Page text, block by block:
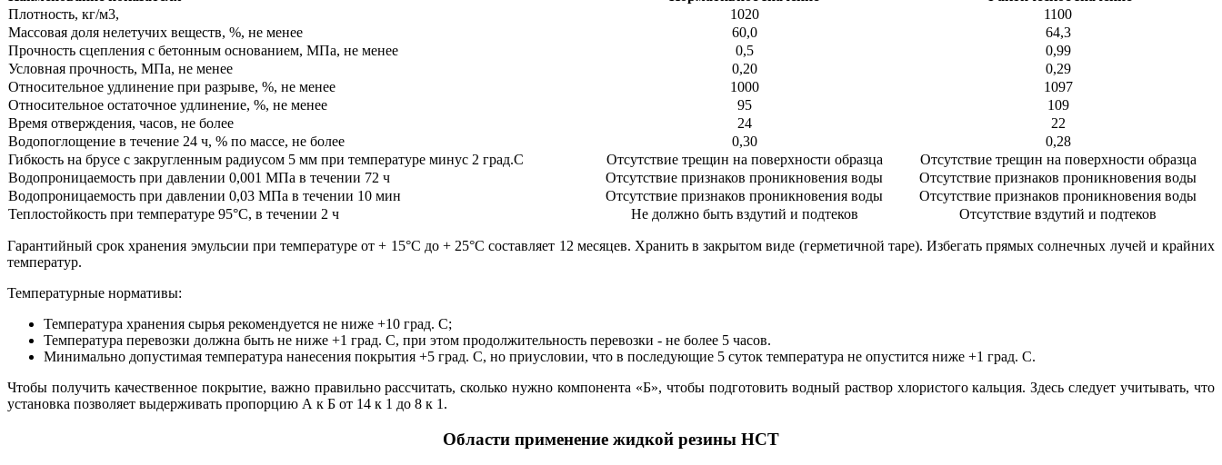
Плотность, кг/м3,
1020
1100
Массовая доля нелетучих веществ, %, не менее
60,0
64,3
Прочность сцепления с бетонным основанием, МПа, не менее
0,5
0,99
Условная прочность, МПа, не менее
0,20
0,29
Относительное удлинение при разрыве, %, не менее
1000
1097
Относительное остаточное удлинение, %, не менее
95
109
Время отверждения, часов, не более
24
22
Водопоглощение в течение 24 ч, % по массе, не более
0,30
0,28
Гибкость на брусе с закругленным радиусом 5 мм при температуре минус 2 град.С
Отсутствие трещин на поверхности образца
Отсутствие трещин на поверхности образца
Водопроницаемость при давлении 0,001 МПа в течении 72 ч
Отсутствие признаков проникновения воды
Отсутствие признаков проникновения воды
Водопроницаемость при давлении 0,03 МПа в течении 10 мин
Отсутствие признаков проникновения воды
Отсутствие признаков проникновения воды
Теплостойкость при температуре 95°С, в течении 2 ч
Не должно быть вздутий и подтеков Отсутствие вздутий и подтеков
Гарантийный срок хранения эмульсии при температуре от + 15°С до + 25°С составляет 12 месяцев. Хранить в закрытом виде (герметичной таре). Избегать прямых солнечных лучей и крайних
температур.
Температурные нормативы:
Температура хранения сырья рекомендуется не ниже +10 град. С;
Температура перевозки должна быть не ниже +1 град. С, при этом продолжительность перевозки - не более 5 часов.
Минимально допустимая температура нанесения покрытия +5 град. С, но приусловии, что в последующие 5 суток температура не опустится ниже +1 град. С.
Чтобы получить качественное покрытие, важно правильно рассчитать, сколько нужно компонента «Б», чтобы подготовить водный раствор хлористого кальция. Здесь следует учитывать, что
установка позволяет выдерживать пропорцию А к Б от 14 к 1 до 8 к 1.
Области применение жидкой резины НСТ